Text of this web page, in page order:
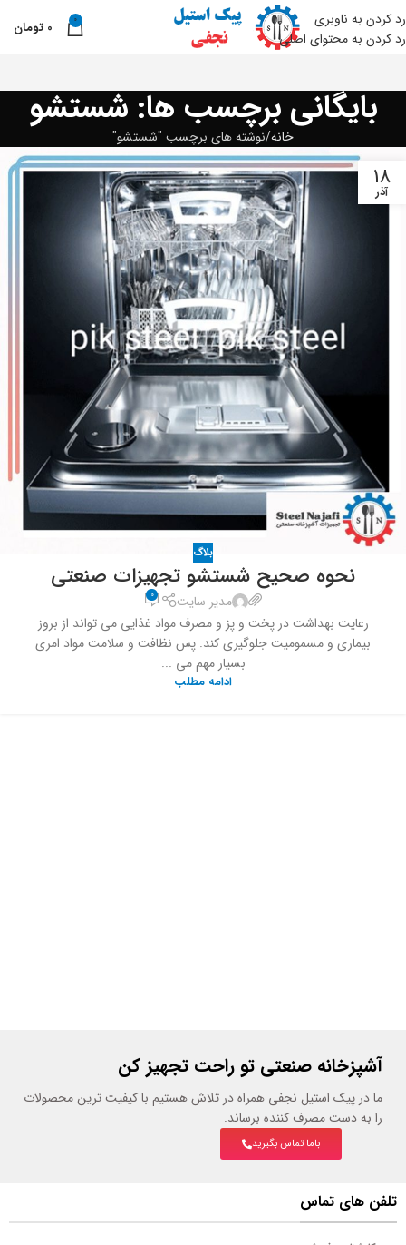
رد کردن به ناوبری
رد کردن به محتوای اصلی
0
0 تومان
بایگانی برچسب ها: شستشو
خانه نوشته های برچسب "شستشو"
18
آذر
بلاگ
نحوه صحیح شستشو تجهیزات صنعتی
مدیر سایت 0
رعایت بهداشت در پخت و پز و مصرف مواد غذایی می تواند از بروز
بیماری و مسمومیت جلوگیری کند. پس نظافت و سلامت مواد امری
بسیار مهم می ...
ادامه مطلب
آشپزخانه صنعتی تو راحت تجهیز کن
ما در پیک استیل نجفی همراه در تلاش هستیم با کیفیت ترین محصولات
را به دست مصرف کننده برساند.
باما تماس بگیرید
تلفن های تماس